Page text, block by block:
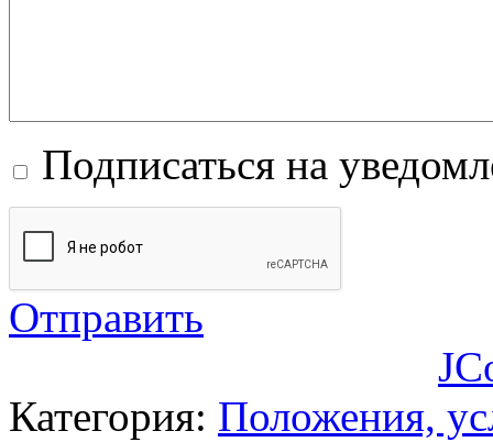
Подписаться на
Отправить
Категория: Положения,